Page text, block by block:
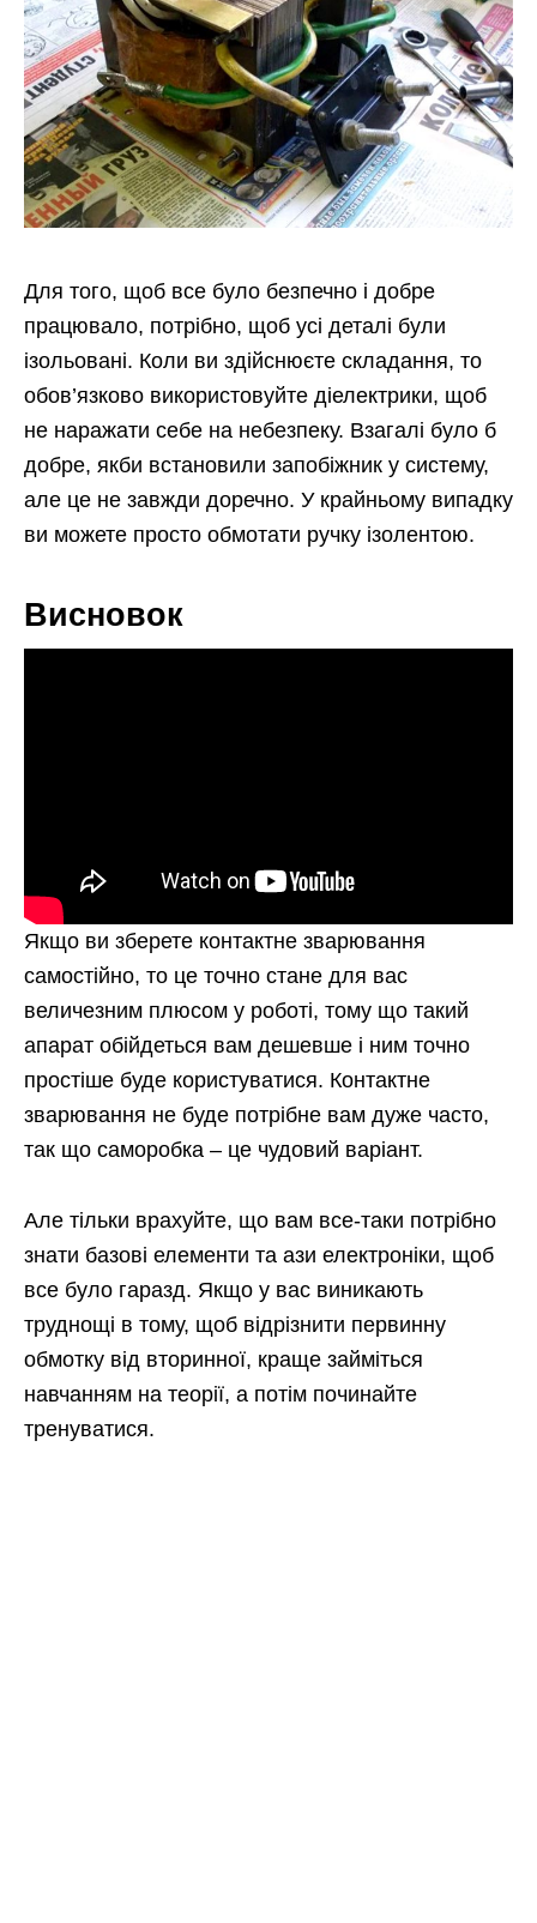
Для того, щоб все було безпечно і добре
працювало, потрібно, щоб усі деталі були
ізольовані. Коли ви здійснюєте складання, то
обов’язково використовуйте діелектрики, щоб
не наражати себе на небезпеку. Взагалі було б
добре, якби встановили запобіжник у систему,
але це не завжди доречно. У крайньому випадку
ви можете просто обмотати ручку ізолентою.
Висновок
Якщо ви зберете контактне зварювання
самостійно, то це точно стане для вас
величезним плюсом у роботі, тому що такий
апарат обійдеться вам дешевше і ним точно
простіше буде користуватися. Контактне
зварювання не буде потрібне вам дуже часто,
так що саморобка – це чудовий варіант.
Але тільки врахуйте, що вам все-таки потрібно
знати базові елементи та ази електроніки, щоб
все було гаразд. Якщо у вас виникають
труднощі в тому, щоб відрізнити первинну
обмотку від вторинної, краще займіться
навчанням на теорії, а потім починайте
тренуватися.